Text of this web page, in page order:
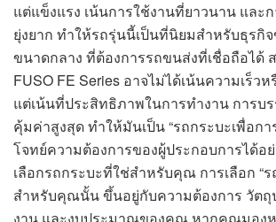
แต่แข็งแรง เน้นการใช้งานที่ยาวนาน และ
ยุ่งยาก ทำให้รถรุ่นนี้เป็นที่นิยมสำหรับธุรกิ
ขนาดกลาง ที่ต้องการรถขนส่งที่เชื่อถือได้
FUSO FE Series อาจไม่ได้เน้นความเร็ว
แต่เน้นที่ประสิทธิภาพในการทำงาน การบ
คุ้มค่าสูงสุด ทำให้มันเป็น “รถกระบะเพื่อก
โจทย์ความต้องการของผู้ประกอบการได้อ
เลือกรถกระบะที่ใช่สำหรับคุณ การเลือก “
สำหรับคุณนั้น ขึ้นอยู่กับความต้องการ วัตถุ